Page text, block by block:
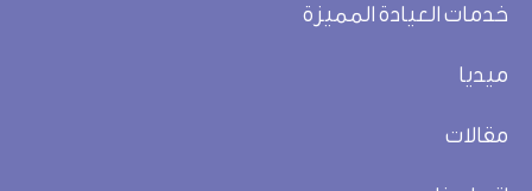
خدمات العيادة المميزة
ميديا
مقالات